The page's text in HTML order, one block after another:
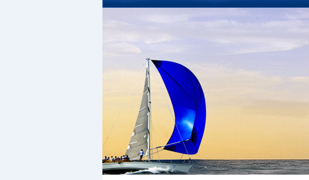
威斯特代理美国MightyLinetape安全胶带